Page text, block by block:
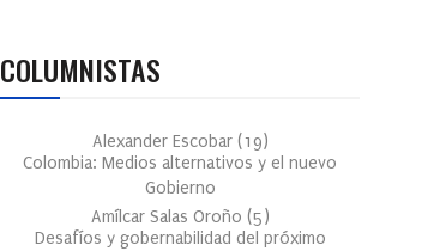
COLUMNISTAS
Alexander Escobar (19)
Colombia: Medios alternativos y el nuevo
Gobierno
Amílcar Salas Oroño (5)
Desafíos y gobernabilidad del próximo